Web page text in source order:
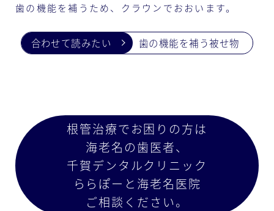
歯の機能を補うため、クラウンでおおいます。
歯の機能を補う被せ物
根管治療でお困りの方は
海老名の歯医者、
千賀デンタルクリニック
ららぽーと海老名医院
ご相談ください。